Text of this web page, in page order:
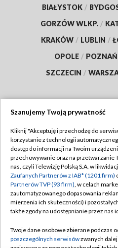
BIAŁYSTOK /
GORZÓW WLKP. /
KRAKÓW / LUBLIN /
OPOLE / POZNAŃ
SZCZECIN /
Abonament TVP
Emisja w TVP
Centrum informacji TVP
Naziemna Telewizja Cyfrowa
Rada Programowa
Polityka
Moje
Szanujemy Twoją prywatność
Kliknij "Akceptuję i przechodzę do
korzystanie z technologii
dostęp do informacji na Twoim
przechowywanie oraz na przetwarzanie
nas, czyli Telewizję Polską S.A. w
Zaufanych Partnerów z IAB* (1201 firm)
Partnerów TVP (93 firm), w celach
zautomatyzowanego dopasowania
mierzenia ich skuteczności) i
także zgody na udostępnianie przez nas
Twoje dane osobowe zbierane podczas
poszczególnych serwisówzwanych